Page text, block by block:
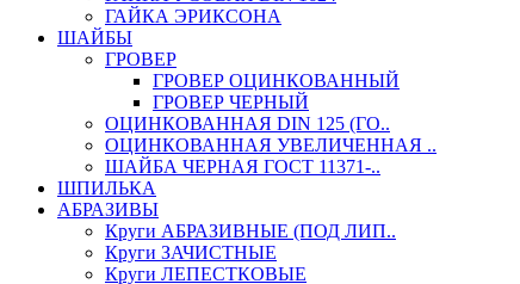
ГАЙКА ЭРИКСОНА
ШАЙБЫ
ГРОВЕР
ГРОВЕР ОЦИНКОВАННЫЙ
ГРОВЕР ЧЕРНЫЙ
ОЦИНКОВАННАЯ DIN 125 (ГО..
ОЦИНКОВАННАЯ УВЕЛИЧЕННАЯ ..
ШАЙБА ЧЕРНАЯ ГОСТ 11371-..
ШПИЛЬКА
АБРАЗИВЫ
Круги АБРАЗИВНЫЕ (ПОД ЛИП..
Круги ЗАЧИСТНЫЕ
Круги ЛЕПЕСТКОВЫЕ